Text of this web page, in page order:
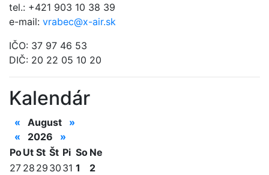
tel.: +421 903 10 38 39
e-mail: vrabec@x-air.sk
IČO: 37 97 46 53
DIČ: 20 22 05 10 20
Kalendár
« August
»
«
2026
»
PoUt St Št Pi So Ne
27 28 29 30 31 1
2